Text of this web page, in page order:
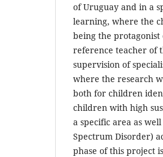
of Uruguay and in a
learning, where the
being the
reference teacher of
supervision of
where the research
both for children
children with high
a specific area as
Spectrum Disorder)
phase of this project